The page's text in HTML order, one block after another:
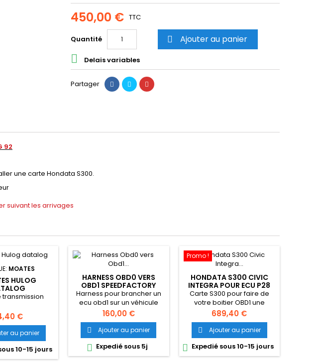
450,00 € TTC
Quantité  Ajouter au panier
 Delais variables
Partager
92
une carte Hondata S300.
suivant les arrivages
MOATES
HULOG
€
au panier
10-15 jours
HARNESS OBD0 VERS
OBD1 SPEEDFACTORY
Harness pour brancher un
ecu obd1 sur un véhicule
obd0 Civic /CRX 88-91 ed7
ed9 ee8 ee9 Speedfactory
Prix
160,00 €
 Ajouter au panier
 Expedié sous 5j
Promo !
HONDATA S300 CIVIC
INTEGRA POUR ECU P28
Carte S300 pour faire de
votre boitier OBD1 une
gestion programmable très
puissante. ARTICLE VENDU
SANS CALCULATEUR
Prix
689,40 €
 Ajouter au panier
 Expedié sous 10-15 jours